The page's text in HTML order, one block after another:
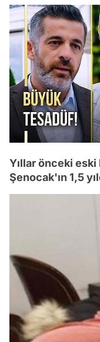
Yıllar önceki
Şenocak'ın 1,5